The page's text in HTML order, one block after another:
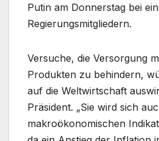
Putin am Donnerstag bei
Regierungsmitgliedern.
Versuche, die Versorgung
Produkten zu behindern,
auf die Weltwirtschaft
Präsident. „Sie wird sich
makroökonomischen